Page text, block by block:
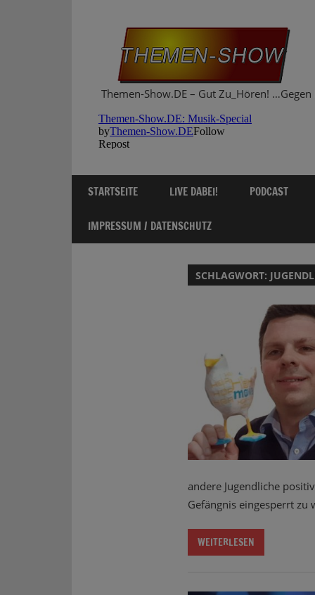
Themen-Show.DE – Gut Zu_Hören!
STARTSEITE LIVE DABEI! PODCAST
IMPRESSUM / DATENSCHUTZ
SCHLAGWORT:
andere Jugendliche
Gefängnis eingesperrt zu
WEITERLESEN